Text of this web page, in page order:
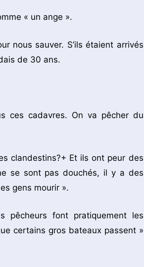
« un ange ».
nous sauver. S’ils étaient arrivés
de 30 ans.
ces cadavres. On va pêcher du
clandestins?+ Et ils ont peur des
se sont pas douchés, il y a des
gens mourir ».
pêcheurs font pratiquement les
certains gros bateaux passent »